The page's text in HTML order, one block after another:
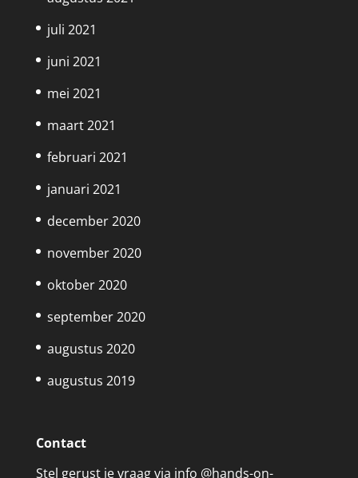
juli 2021
juni 2021
mei 2021
maart 2021
februari 2021
januari 2021
december 2020
november 2020
oktober 2020
september 2020
augustus 2020
augustus 2019
Contact
Stel gerust je vraag via info @hands-on-